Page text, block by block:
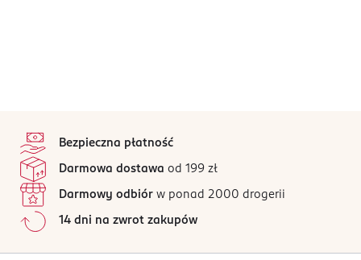
Bezpieczna płatność
Darmowa dostawa od 199 zł
Darmowy odbiór w ponad 2000 drogerii
14 dni na zwrot zakupów